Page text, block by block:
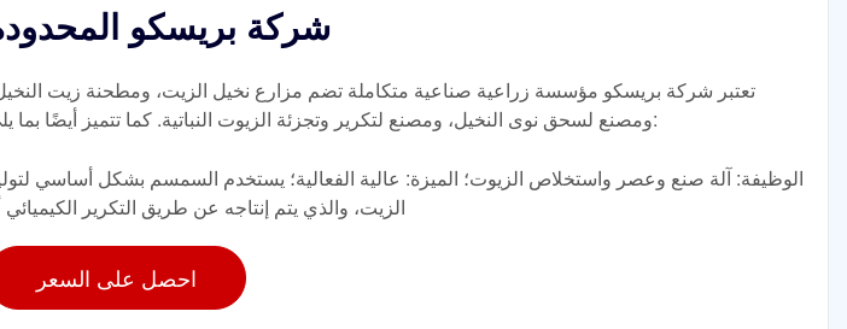
شركة بريسكو
تعتبر شركة بريسكو مؤسسة زراعية صناعية متكاملة تضم مزارع نخيل الزيت، ومطحنة زيت
ومصنع لسحق نوى النخيل، ومصنع لتكرير وتجزئة الزيوت النباتية. كما تتميز أيضًا بما يلي:
الوظيفة: آلة صنع وعصر واستخلاص الزيوت؛ الميزة: عالية الفعالية؛ يستخدم السمسم بشكل أساسي
الزيت، والذي يتم إنتاجه عن طريق التكرير الكيميائي
احصل على السعر